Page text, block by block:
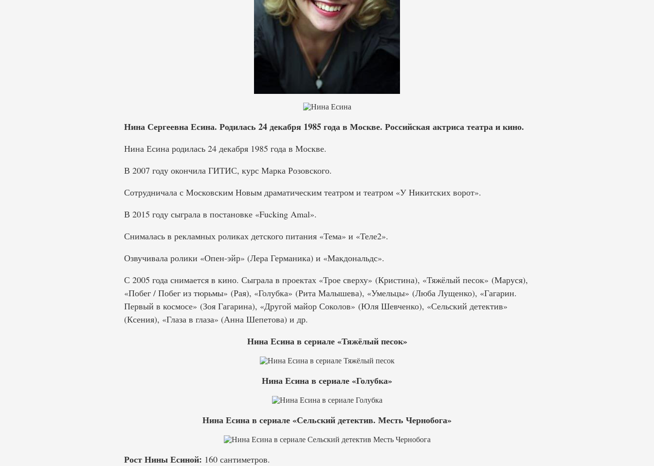
Нина Сергеевна Есина. Родилась 24 декабря 1985 года в Москве. Российская актриса театра и кино.
Нина Есина родилась 24 декабря 1985 года в Москве.
В 2007 году окончила ГИТИС, курс Марка Розовского.
Сотрудничала с Московским Новым драматическим театром и театром «У Никитских ворот».
В 2015 году сыграла в постановке «Fucking Amal».
Снималась в рекламных роликах детского питания «Тема» и «Теле2».
Озвучивала ролики «Опен-эйр» (Лера Германика) и «Макдональдс».
С 2005 года снимается в кино. Сыграла в проектах «Трое сверху» (Кристина), «Тяжёлый песок» (Маруся),
«Побег / Побег из тюрьмы» (Рая), «Голубка» (Рита Малышева), «Умельцы» (Люба Лущенко), «Гагарин.
Первый в космосе» (Зоя Гагарина), «Другой майор Соколов» (Юля Шевченко), «Сельский детектив»
(Ксения), «Глаза в глаза» (Анна Шепетова) и др.
Нина Есина в сериале «Тяжёлый песок»
Нина Есина в сериале «Голубка»
Нина Есина в сериале «Сельский детектив. Месть Чернобога»
Рост Нины Есиной: 160 сантиметров.